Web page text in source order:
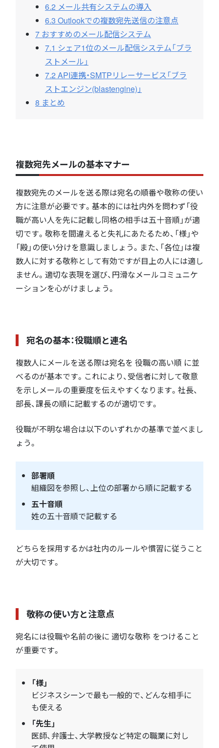
6.2 メール共有システムの導入
6.3 Outlookでの複数宛先送信の注意点
7 おすすめのメール配信システム
7.1 シェア1位のメール配信システム「ブラ
ストメール」
7.2 API連携・SMTPリレーサービス「ブラ
ストエンジン(blastengine)」
8 まとめ
複数宛先メールの基本マナー
複数宛先のメールを送る際は宛名の順番や敬称の使い
方に注意が必要です。基本的には社内外を問わず「役
職が高い人を先に記載し同格の相手は五十音順」が適
切です。敬称を間違えると失礼にあたるため、「様」や
「殿」の使い分けを意識しましょう。また、「各位」は複
数人に対する敬称として有効ですが目上の人には適し
ません。適切な表現を選び、円滑なメールコミュニケ
ーションを心がけましょう。
宛名の基本：役職順と連名
複数人にメールを送る際は宛名を 役職の高い順 に並
べるのが基本です。これにより、受信者に対して敬意
を示しメールの重要度を伝えやすくなります。社長、
部長、課長の順に記載するのが適切です。
役職が不明な場合は以下のいずれかの基準で並べまし
ょう。
部署順
組織図を参照し、上位の部署から順に記載する
五十音順
姓の五十音順で記載する
どちらを採用するかは社内のルールや慣習に従うこと
が大切です。
敬称の使い方と注意点
宛名には役職や名前の後に 適切な敬称 をつけること
が重要です。
「様」
ビジネスシーンで最も一般的で、どんな相手に
も使える
「先生」
医師、弁護士、大学教授など特定の職業に対し